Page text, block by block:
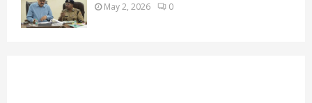
May 2, 2026 0